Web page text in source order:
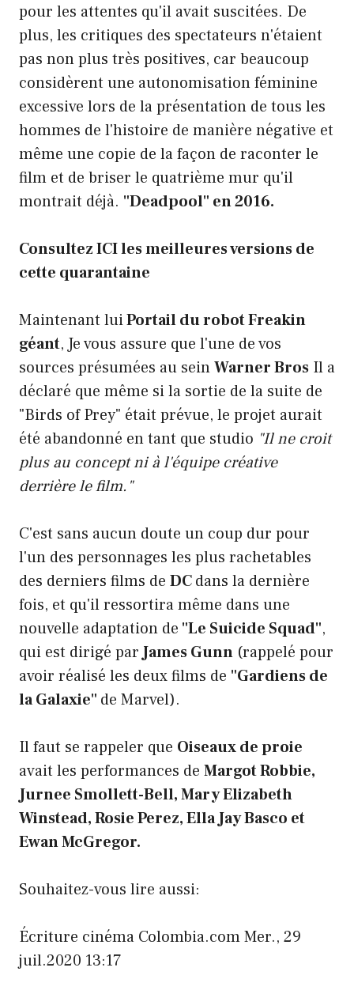
pour les attentes qu'il avait suscitées. De
plus, les critiques des spectateurs n'étaient
pas non plus très positives, car beaucoup
considèrent une autonomisation féminine
excessive lors de la présentation de tous les
hommes de l'histoire de manière négative et
même une copie de la façon de raconter le
film et de briser le quatrième mur qu'il
montrait déjà. "Deadpool" en 2016.
Consultez ICI les meilleures versions de
cette quarantaine
Maintenant luiPortail du robot Freakin
géant, Je vous assure que l'une de vos
sources présumées au seinWarner Bros Il a
déclaré que même si la sortie de la suite de
"Birds of Prey" était prévue, le projet aurait
été abandonné en tant que studio "Il ne croit
plus au concept ni à l'équipe créative
derrière le film."
C'est sans aucun doute un coup dur pour
l'un des personnages les plus rachetables
des derniers films de DCdans la dernière
fois, et qu'il ressortira même dans une
nouvelle adaptation de "Le Suicide Squad",
qui est dirigé parJames Gunn (rappelé pour
avoir réalisé les deux films de "Gardiens de
la Galaxie" de Marvel).
Il faut se rappeler que Oiseaux de proie
avait les performances de Margot Robbie,
Jurnee Smollett-Bell, Mary Elizabeth
Winstead, Rosie Perez, Ella Jay Basco et
Ewan McGregor.
Souhaitez-vous lire aussi:
Écriture cinéma Colombia.comMer., 29
juil.2020 13:17